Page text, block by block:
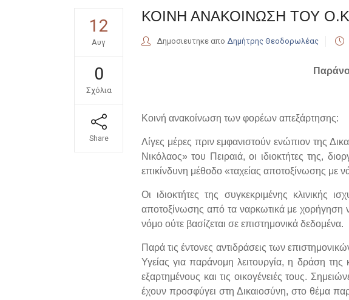
12
Αυγ
0
Σχόλια
Share
ΚΟΙΝΗ ΑΝΑΚΟΙΝΩΣΗ ΤΟΥ
Δημοσιευτηκε απο Δημήτρης Θεοδορωλέας
Κοινή ανακοίνωση των φορέων απεξάρτησης:
Λίγες μέρες πριν εμφανιστούν ενώπιον της
Νικόλαος» του Πειραιά, οι ιδιοκτήτες της,
επικίνδυνη μέθοδο «ταχείας αποτοξίνωσης
Οι ιδιοκτήτες της συγκεκριμένης κλινικής
αποτοξίνωσης από τα ναρκωτικά με χορήγηση
νόμο ούτε βασίζεται σε επιστημονικά δεδομένα.
Παρά τις έντονες αντιδράσεις των
Υγείας για παράνομη λειτουργία, η δράση
εξαρτημένους και τις οικογένειές τους.
έχουν προσφύγει στη Δικαιοσύνη, στο θέμα